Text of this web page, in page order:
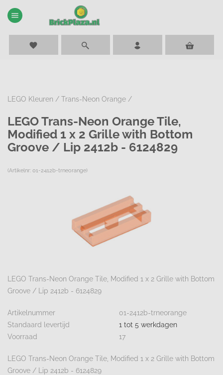
menu
favorite
LEGO Kleuren / Trans-Neon Orange /
LEGO Trans-Neon Orange Tile,
Modified 1 x 2 Grille with Bottom
Groove / Lip 2412b - 6124829
(Artikelnr: 01-2412b-trneorange)
LEGO Trans-Neon Orange Tile, Modified 1 x 2 Grille with Bottom
Groove / Lip 2412b - 6124829
Artikelnummer
01-2412b-trneorange
Standaard levertijd
1 tot 5 werkdagen
Voorraad
17
LEGO Trans-Neon Orange Tile, Modified 1 x 2 Grille with Bottom
Groove / Lip 2412b - 6124829